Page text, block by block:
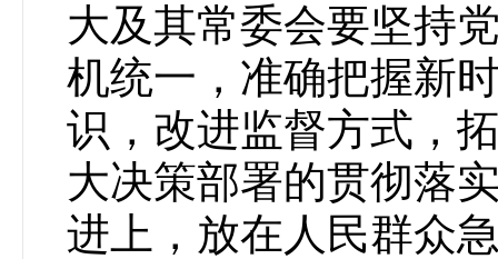
大及其常委会要坚持
机统一，准确把握新
识，改进监督方式，
大决策部署的贯彻落
进上，放在人民群众